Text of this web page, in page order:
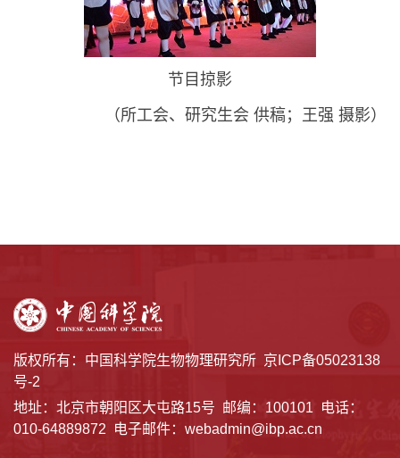
节目掠影
（所工会、研究生会 供稿；王强 摄影）
版权所有：中国科学院生物物理研究所 京ICP备05023138
号-2
地址：北京市朝阳区大屯路15号 邮编：100101 电话：
010-64889872 电子邮件：webadmin@ibp.ac.cn